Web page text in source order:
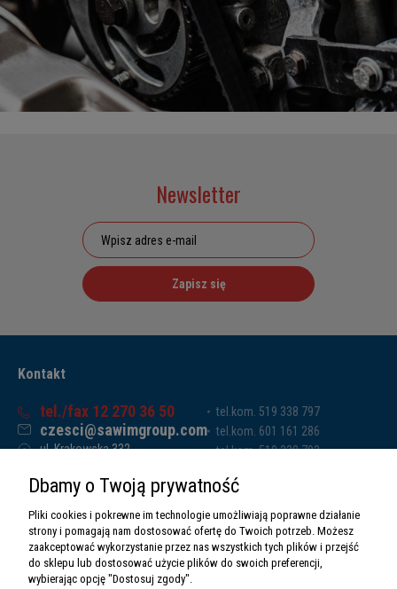
Newsletter
Zapisz się
Kontakt
tel./fax 12 270 36 50
czesci@sawimgroup.com
ul. Krakowska 332,
Sawim Group Mariusz Zdyb sp. k.
NIP: 5130284470
REGON: 5246591010
tel.kom. 519 338 797
tel.kom. 601 161 286
tel.kom. 519 338 793
Dbamy o Twoją prywatność
Pliki cookies i pokrewne im technologie umożliwiają poprawne działanie
strony i pomagają nam dostosować ofertę do Twoich potrzeb. Możesz
zaakceptować wykorzystanie przez nas wszystkich tych plików i przejść
do sklepu lub dostosować użycie plików do swoich preferencji,
wybierając opcję "Dostosuj zgody".